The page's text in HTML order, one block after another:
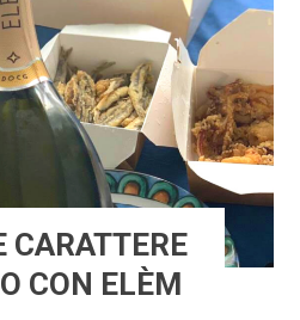
CARATTERE
CON ELÈM